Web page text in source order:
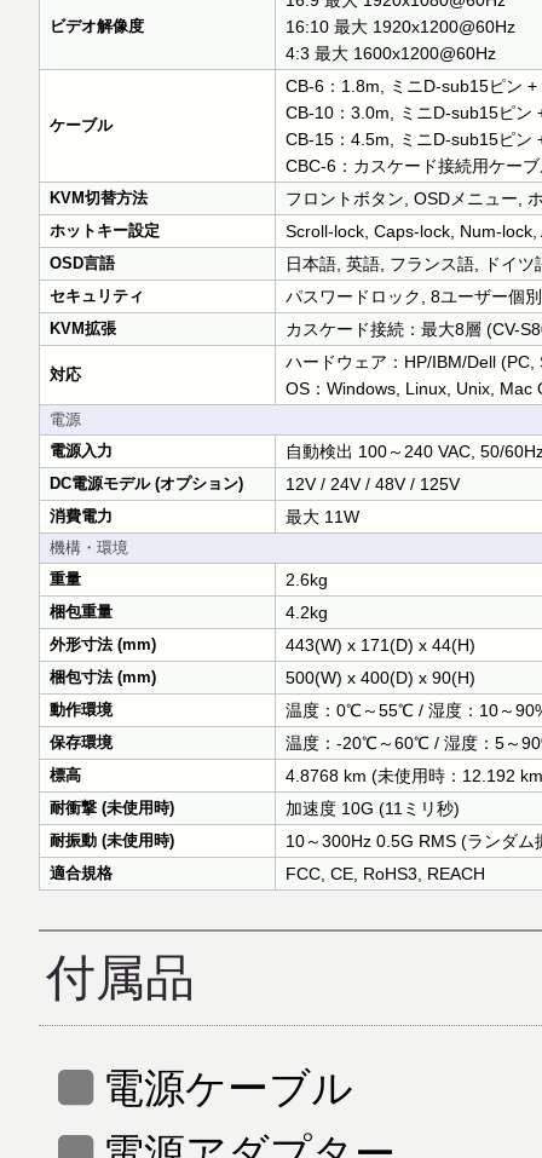
ビデオ解像度
16:10 最大 1920x1200@60Hz
4:3 最大 1600x1200@60Hz
ケーブル
CB-6：1.8m, ミニD-sub15ピン
CB-10：3.0m, ミニD-sub15ピ
CB-15：4.5m, ミニD-sub15ピ
CBC-6：カスケード接続用ケー
KVM切替方法 フロントボタン, OSDメニュー,
ホットキー設定 Scroll-lock, Caps-lock, Num-lock,
OSD言語 日本語, 英語, フランス語, ドイ
セキュリティ パスワードロック, 8ユーザー個
KVM拡張 カスケード接続：最大8層 (CV-
対応
ハードウェア：HP/IBM/Dell
OS：Windows, Linux, Unix, Mac
電源
電源入力
自動検出 100～240 VAC, 50/
DC電源モデル (オプション) 12V / 24V / 48V / 125V
消費電力 最大 11W
機構・環境
重量
2.6kg
梱包重量 4.2kg
外形寸法 (mm) 443(W) x 171(D) x 44(H)
梱包寸法 (mm) 500(W) x 400(D) x 90(H)
動作環境 温度：0℃～55℃ / 湿度：10～
保存環境 温度：-20℃～60℃ / 湿度：5～
標高 4.8768 km (未使用時：12.192
耐衝撃 (未使用時) 加速度 10G (11ミリ秒)
耐振動 (未使用時) 10～300Hz 0.5G RMS (ランダム
適合規格 FCC, CE, RoHS3, REACH
付属品
電源ケーブル